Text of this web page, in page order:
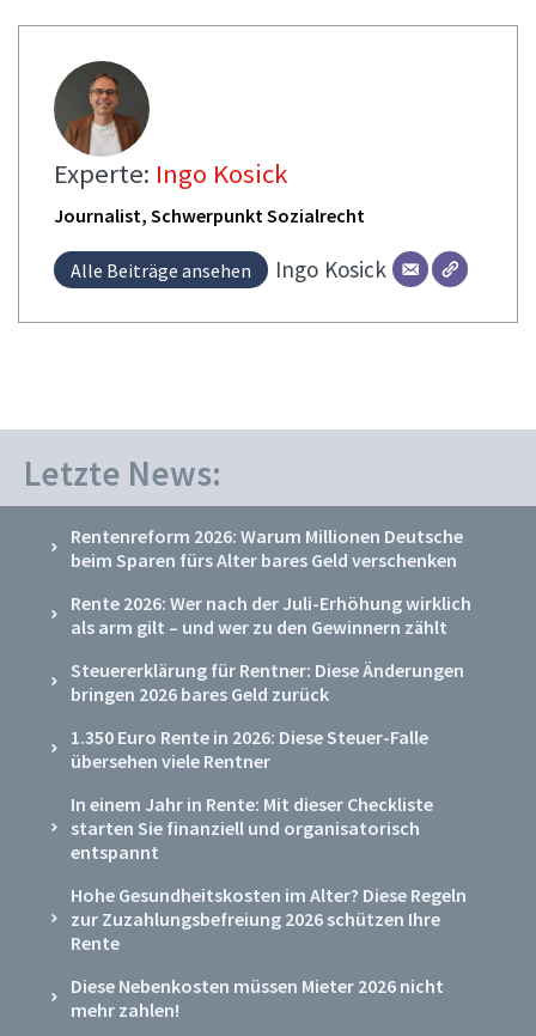
Experte: Ingo Kosick
Journalist, Schwerpunkt Sozialrecht
Alle Beiträge ansehen Ingo Kosick
Letzte News:
Rentenreform 2026: Warum Millionen Deutsche
beim Sparen fürs Alter bares Geld verschenken
Rente 2026: Wer nach der Juli-Erhöhung wirklich
als arm gilt – und wer zu den Gewinnern zählt
Steuererklärung für Rentner: Diese Änderungen
bringen 2026 bares Geld zurück
1.350 Euro Rente in 2026: Diese Steuer-Falle
übersehen viele Rentner
In einem Jahr in Rente: Mit dieser Checkliste
starten Sie finanziell und organisatorisch
entspannt
Hohe Gesundheitskosten im Alter? Diese Regeln
zur Zuzahlungsbefreiung 2026 schützen Ihre
Rente
Diese Nebenkosten müssen Mieter 2026 nicht
mehr zahlen!